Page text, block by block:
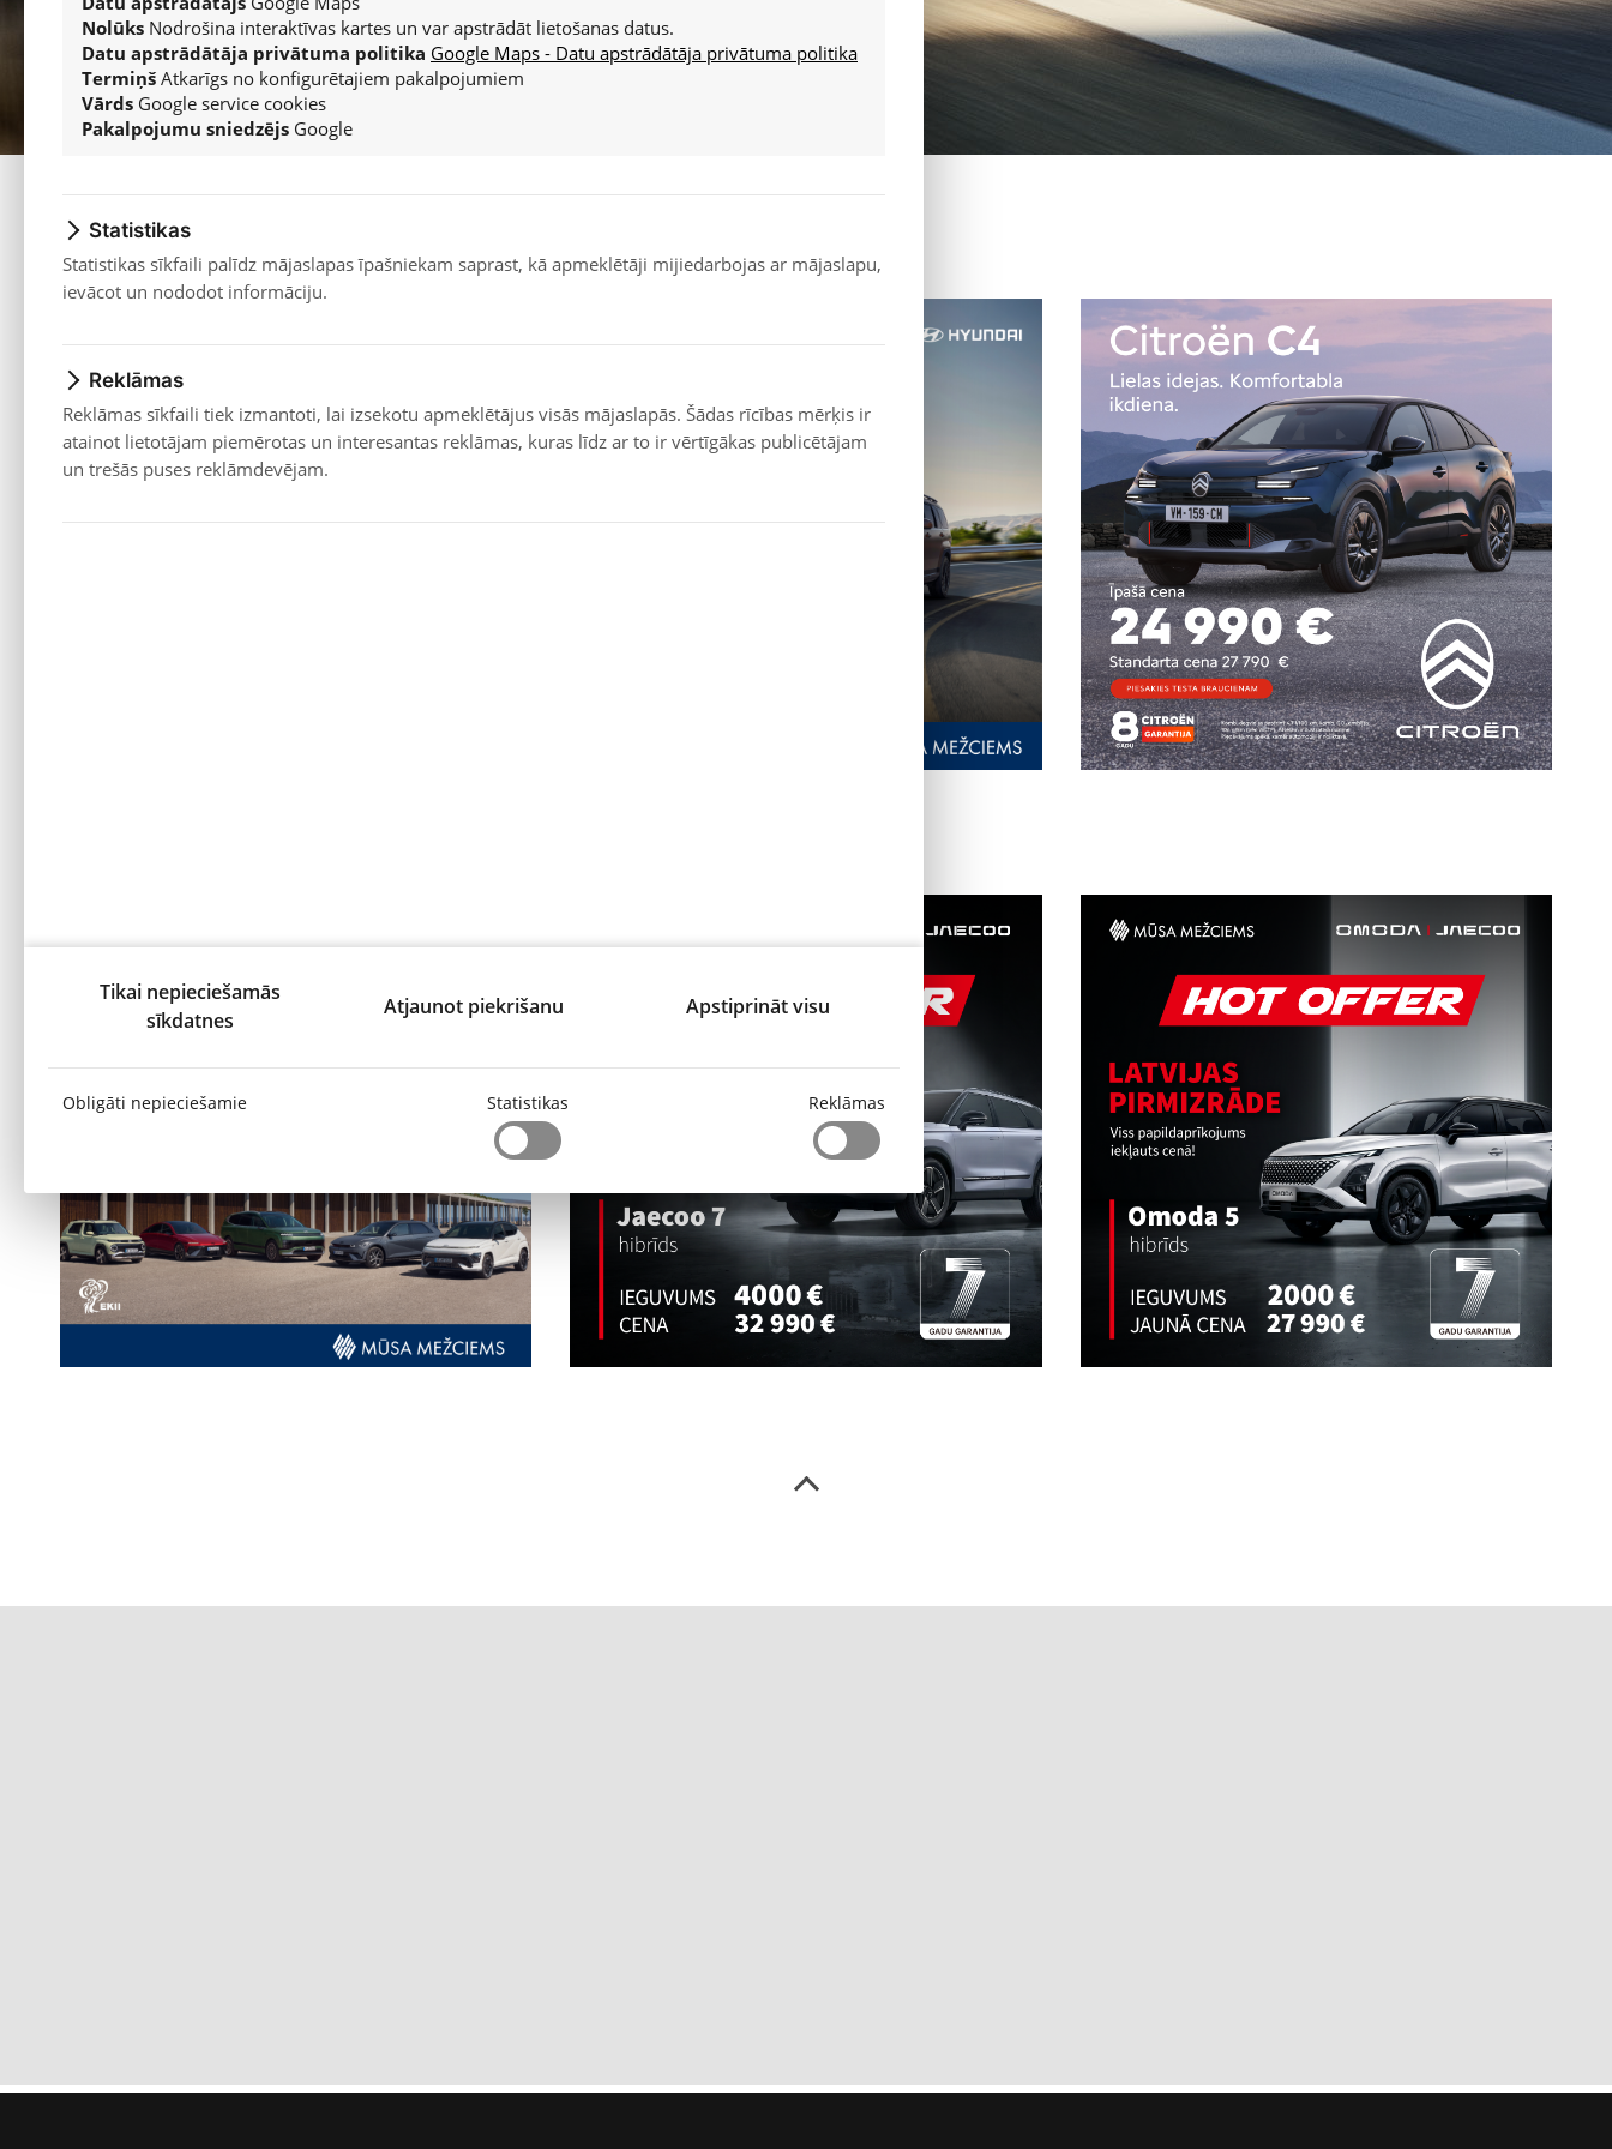
Nolūks Nodrošina interaktīvas kartes un var apstrādāt lietošanas datus.
Datu apstrādātāja privātuma politika Google Maps - Datu apstrādātāja privātuma politika
TermiņšAtkarīgs no konfigurētajiem pakalpojumiem
Vārds Google service cookies
Pakalpojumu sniedzējs Google
Statistikas
Statistikas sīkfaili palīdz mājaslapas īpašniekam saprast, kā apmeklētāji mijiedarbojas ar mājaslapu,
ievācot un nododot informāciju.
Reklāmas
Reklāmas sīkfaili tiek izmantoti, lai izsekotu apmeklētājus visās mājaslapās. Šādas rīcības mērķis ir
atainot lietotājam piemērotas un interesantas reklāmas, kuras līdz ar to ir vērtīgākas publicētājam
un trešās puses reklāmdevējam.
Tikai nepieciešamās
sīkdatnes
Atjaunot piekrišanu Apstiprināt visu
Obligāti nepieciešamie Statistikas Reklāmas
Skatīt vairāk...
Servisa piedāvājumi